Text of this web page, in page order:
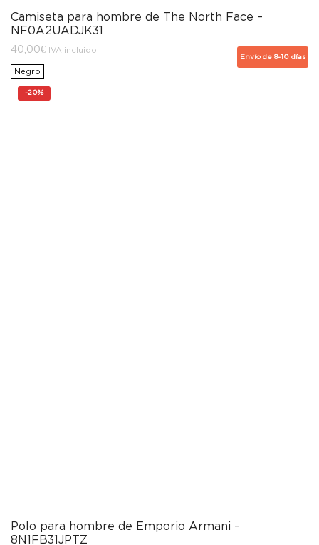
Camiseta para hombre de The North Face –
NF0A2UADJK31
Envío de 8-10 días
40,00€ IVA incluido
Negro
-20%
Polo para hombre de Emporio Armani –
8N1FB31JPTZ